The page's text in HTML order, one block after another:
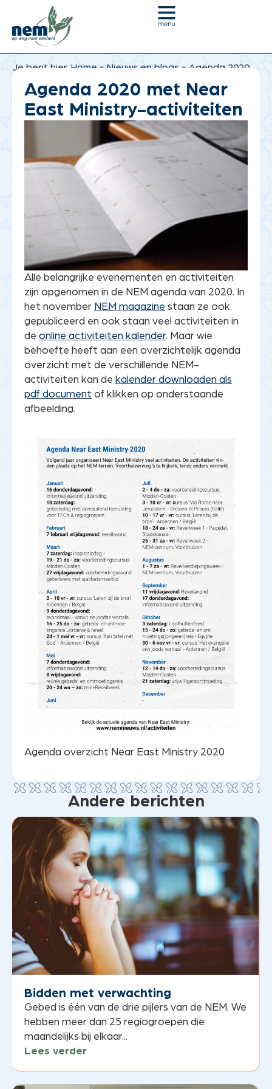
Je bent hier: Home»Nieuws en blogs» Agenda 2020
met Near East Ministry-activiteiten
Agenda 2020 met Near
East Ministry-activiteiten
Alle belangrijke evenementen en activiteiten
zijn opgenomen in de NEM agenda van 2020. In
het november NEM magazine staan ze ook
gepubliceerd en ook staan veel activiteiten in
de online activiteiten kalender. Maar wie
behoefte heeft aan een overzichtelijk agenda
overzicht met de verschillende NEM-
activiteiten kan de kalender downloaden als
pdf document of klikken op onderstaande
afbeelding.
Agenda overzicht Near East Ministry 2020
Andere berichten
Bidden met verwachting
Gebed is één van de drie pijlers van de NEM. We
hebben meer dan 25 regiogroepen die
maandelijks bij elkaar...
Lees verder